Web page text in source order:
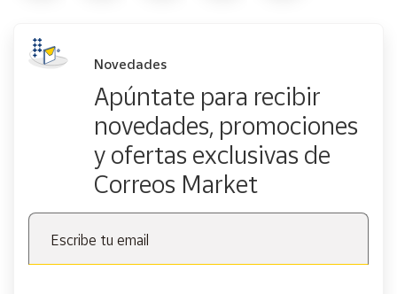
Novedades
Apúntate para recibir
novedades, promociones
y ofertas exclusivas de
Correos Market
Escribe tu email